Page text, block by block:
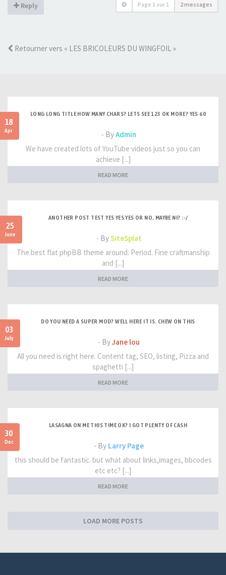
Reply Page 1 sur 1 2 messages
Retourner vers « LES BRICOLEURS DU WINGFOIL »
18
Apr
LONG LONG TITLE HOW MANY CHARS? LETS SEE 123 OK MORE? YES 60
- ByAdmin
We have created lots of YouTube videos just so you can
achieve [...]
READ MORE
25
June
ANOTHER POST TEST YES YES YES OR NO, MAYBE NI? :-/
- BySiteSplat
The best flat phpBB theme around. Period. Fine craftmanship
and [...]
READ MORE
03
July
DO YOU NEED A SUPER MOD? WELL HERE IT IS. CHEW ON THIS
- ByJane lou
All you need is right here. Content tag, SEO, listing, Pizza and
spaghetti [...]
READ MORE
30
Dec
LASAGNA ON ME THIS TIME OK? I GOT PLENTY OF CASH
- By Larry Page
this should be fantastic. but what about links,images, bbcodes
etc etc? [...]
READ MORE
LOAD MORE POSTS